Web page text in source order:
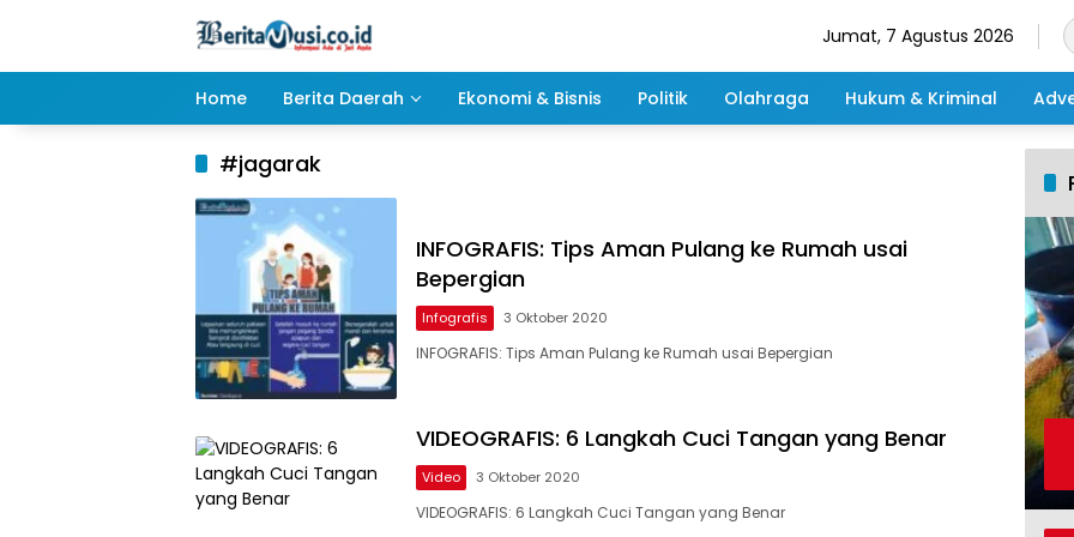
Jumat, 7 Agustus 2026
Home Berita Daerah Ekonomi & Bisnis Politik Olahraga Hukum & Kriminal
#jagarak
INFOGRAFIS: Tips Aman Pulang ke Rumah usai
Bepergian
Infografis 3 Oktober 2020
INFOGRAFIS: Tips Aman Pulang ke Rumah usai Bepergian
VIDEOGRAFIS: 6 Langkah Cuci Tangan yang Benar
Video 3 Oktober 2020
VIDEOGRAFIS: 6 Langkah Cuci Tangan yang Benar